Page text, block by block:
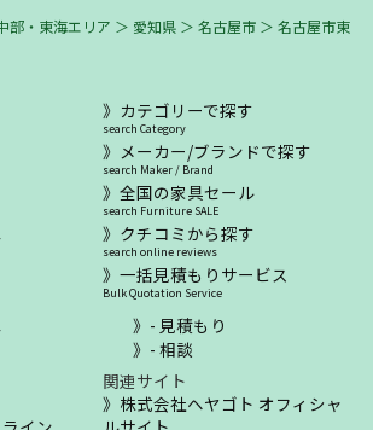
部・東海エリア ＞ 愛知県 ＞ 名古屋市 ＞ 名古屋市東
カテゴリーで探す
search Category
メーカー/ブランドで探す
search Maker / Brand
全国の家具セール
search Furniture SALE
クチコミから探す
search online reviews
一括見積もりサービス
Bulk Quotation Service
- 見積もり
- 相談
関連サイト
株式会社ヘヤゴト オフィシャ